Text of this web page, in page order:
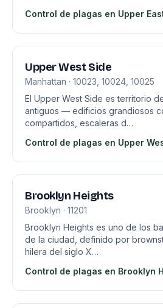
Control de plagas en Upper
Upper West Side
Manhattan · 10023, 10024, 10025
El Upper West Side es territorio
antiguos — edificios grandiosos
compartidos, escaleras d…
Control de plagas en Upper
Brooklyn Heights
Brooklyn · 11201
Brooklyn Heights es uno de los
de la ciudad, definido por
hilera del siglo X…
Control de plagas en Brooklyn